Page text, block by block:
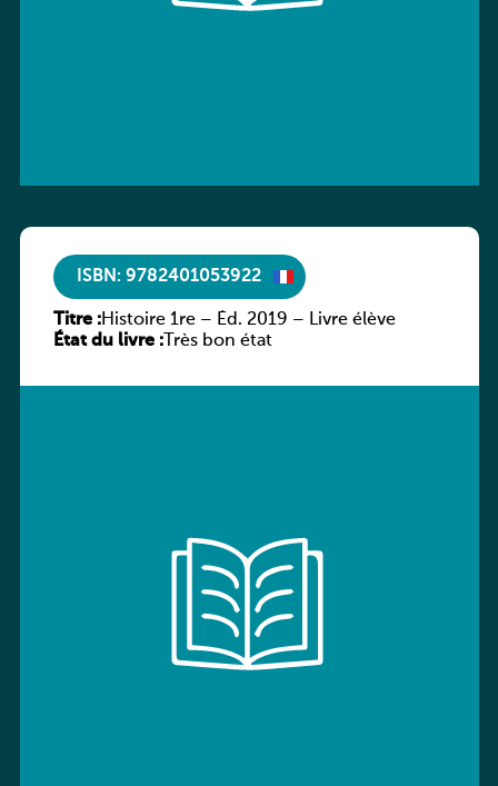
ISBN: 9782401053922
Titre :Histoire 1re – Éd. 2019 – Livre élève
État du livre :Très bon état